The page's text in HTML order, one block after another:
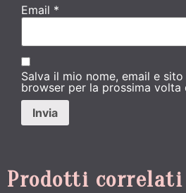
Email *
Salva il mio nome, email e
browser per la prossima volta
Prodotti correlati